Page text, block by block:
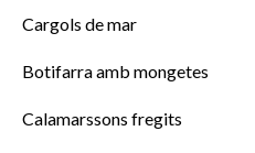
Cargols de mar
Botifarra amb mongetes
Calamarssons fregits